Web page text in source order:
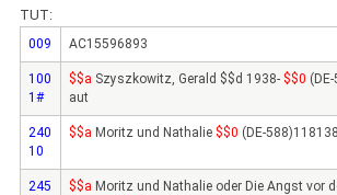
TUT:
009 AC15596893
100
1#
$$a Szyszkowitz, Gerald $$d 1938- $$0
aut
240
10
$$a Moritz und Nathalie $$0 (DE-
245
$$a Moritz und Nathalie oder Die Angst vor